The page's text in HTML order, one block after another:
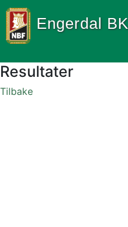
Engerdal BK
Resultater
Tilbake